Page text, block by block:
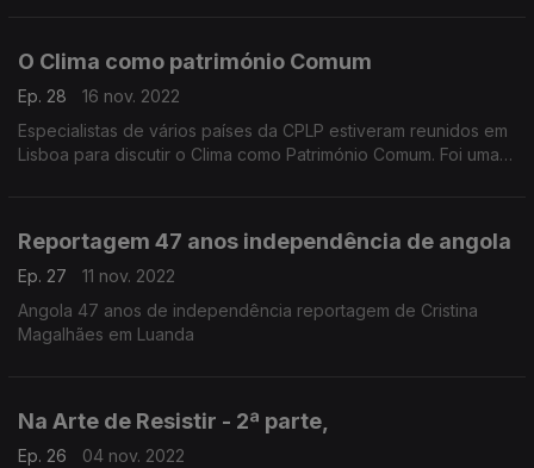
O Clima como património Comum
Ep. 28
16 nov. 2022
Especialistas de vários países da CPLP estiveram reunidos em
Lisboa para discutir o Clima como Património Comum. Foi uma
Reportagem 47 anos independência de angola
Ep. 27
11 nov. 2022
Angola 47 anos de independência reportagem de Cristina
Magalhães em Luanda
Na Arte de Resistir - 2ª parte,
Ep. 26
04 nov. 2022